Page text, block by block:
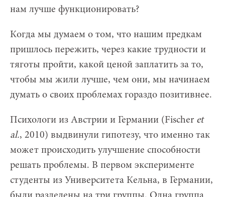
нам лучше функционировать?
Когда мы думаем о том, что нашим предкам
пришлось пережить, через какие трудности и
тяготы пройти, какой ценой заплатить за то,
чтобы мы жили лучше, чем они, мы начинаем
думать о своих проблемах гораздо позитивнее.
Психологи из Австрии и Германии (Fischer et
al., 2010) выдвинули гипотезу, что именно так
может происходить улучшение способности
решать проблемы. В первом эксперименте
студенты из Университета Кельна, в Германии,